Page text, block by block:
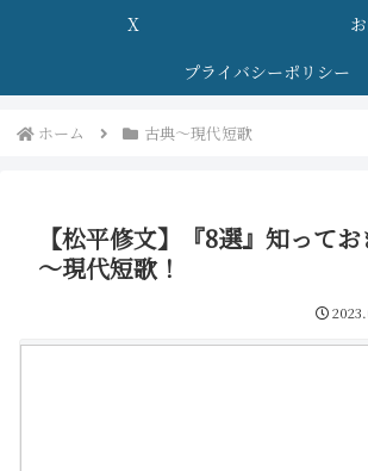
X
プライバシーポリシー
ホーム 古典～現代短歌
【松平修文】『8選』知って
～現代短歌！